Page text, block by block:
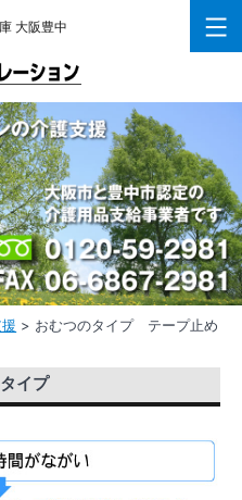
大阪豊中
> おむつのタイプ テープ止め
イプ